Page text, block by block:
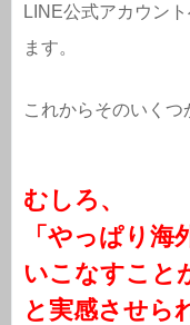
LINE公式アカウン
ます。
これからそのいくつ
むしろ、
「やっぱり
いこなすこと
と実感させら